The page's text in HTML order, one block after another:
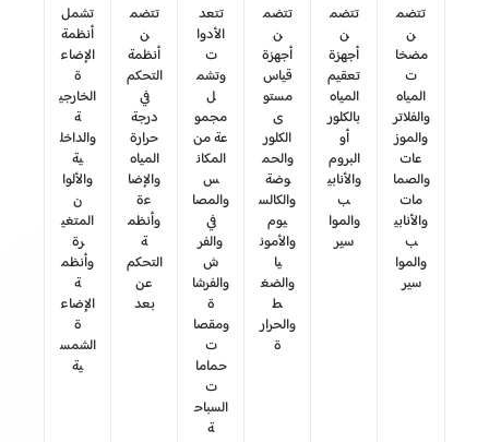
تتضم
ن
مضخا
ت
المياه
والفلاتر
والموز
عات
والصما
مات
والأنابي
ب
والموا
سير
تتضم
ن
أجهزة
تعقيم
المياه
بالكلور
أو
البروم
والأنابي
ب
والموا
سير
تتضم
ن
أجهزة
قياس
مستو
ى
الكلور
والحم
وضة
والكالس
يوم
والأمون
يا
والضغ
ط
والحرار
ة
تتعد
الأدوا
ت
وتشم
ل
مجمو
عة من
المكان
س
والمصا
في
والفر
ش
والفرشا
ة
ومقصا
ت
حماما
ت
السباح
ة
تتضم
ن
أنظمة
التحكم
في
درجة
حرارة
المياه
والإضا
ءة
وأنظم
ة
التحكم
عن
بعد
تشمل
أنظمة
الإضاء
ة
الخارجي
ة
والداخل
ية
والألوا
ن
المتغي
رة
وأنظم
ة
الإضاء
ة
الشمس
ية